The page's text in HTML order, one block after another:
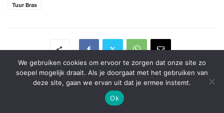
Tuur Bras
We gebruiken cookies om ervoor te zorgen dat onze site zo
soepel mogelijk draait. Als je doorgaat met het gebruiken van
deze site, gaan we ervan uit dat je ermee instemt.
Ok